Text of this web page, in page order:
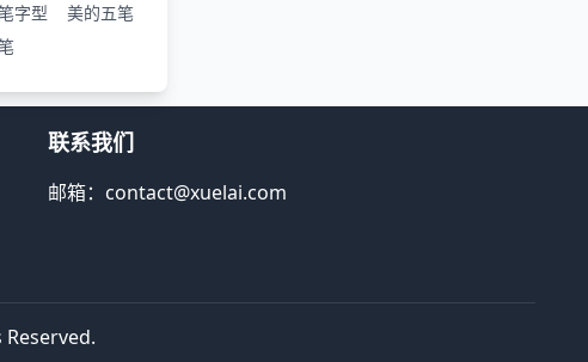
字型
美的五笔
联系我们
邮箱：contact@xuelai.com